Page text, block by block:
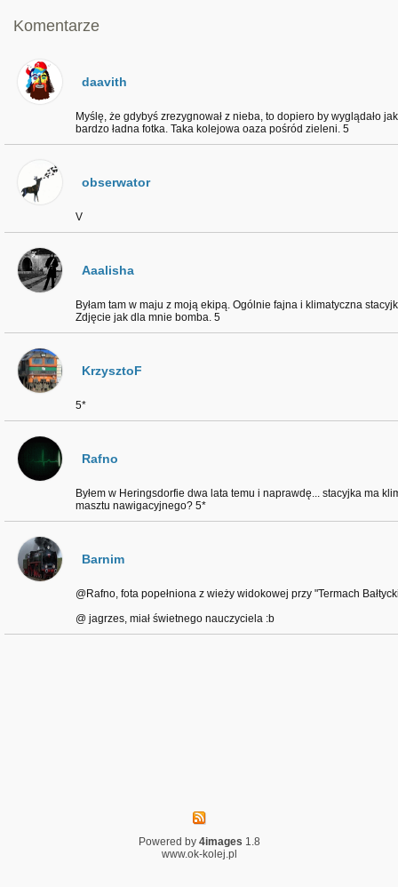
Komentarze
daavith
Myślę, że gdybyś zrezygnował z nieba, to dopiero by wyglądało
bardzo ładna fotka. Taka kolejowa oaza pośród zieleni. 5
obserwator
V
Aaalisha
Byłam tam w maju z moją ekipą. Ogólnie fajna i klimatyczna
Zdjęcie jak dla mnie bomba. 5
KrzysztoF
5*
Rafno
Byłem w Heringsdorfie dwa lata temu i naprawdę... stacyjka ma
masztu nawigacyjnego? 5*
Barnim
@Rafno, fota popełniona z wieży widokowej przy "Termach
@ jagrzes, miał świetnego nauczyciela :b
Powered by 4images 1.8
www.ok-kolej.pl